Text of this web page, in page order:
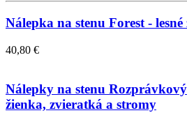
Nálepka na stenu Forest -
40,80 €
Nálepky na stenu
žienka, zvieratká a stromy